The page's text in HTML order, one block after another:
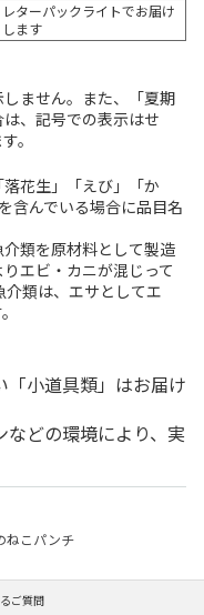
レターパックライトでお届け
します
ません。また、「夏期
、記号での表示はせ
。
花生」「えび」「か
含んでいる場合に品目名
類を原材料として製造
エビ・カニが混じって
類は、エサとしてエ
「小道具類」はお届け
どの環境により、実
ねこパンチ
ご質問